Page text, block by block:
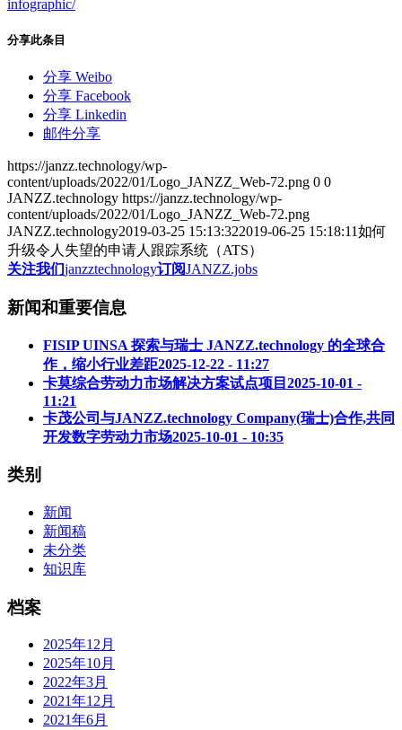
infographic/
分享此条目
分享 Weibo
分享 Facebook
分享 Linkedin
邮件分享
https://janzz.technology/wp-
content/uploads/2022/01/Logo_JANZZ_Web-72.png 0 0
JANZZ.technology https://janzz.technology/wp-
content/uploads/2022/01/Logo_JANZZ_Web-72.png
JANZZ.technology2019-03-25 15:13:322019-06-25 15:18:11如何
升级令人失望的申请人跟踪系统（ATS）
关注我们janzztechnology订阅JANZZ.jobs
新闻和重要信息
FISIP UINSA 探索与瑞士 JANZZ.technology 的全球合
作，缩小行业差距2025-12-22 - 11:27
卡莫综合劳动力市场解决方案试点项目 2025-10-01 -
11:21
卡茂公司与JANZZ.technology Company(瑞士)合作,共同
开发数字劳动力市场2025-10-01 - 10:35
类别
新闻
新闻稿
未分类
知识库
档案
2025年12月
2025年10月
2022年3月
2021年12月
2021年6月